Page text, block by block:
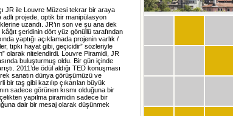
JR ile Louvre Müzesi tekrar bir araya
adlı projede, optik bir manipülasyon
uzandı. JR’ın son ve şu ana dek
şeridinin dört yüz gönüllü tarafından
yaptığı açıklamada projenin varlık /
tıpkı hayat gibi, geçicidir” sözleriyle
olarak nitelendirdi. Louvre Piramidi, JR
buluşturmuş oldu. Bir gün içinde
2011’de ödül aldığı TED konuşması
sanatın dünya görüşümüzü ve
bir taş gibi kazılıp çıkarılan büyük
sadece görünen kısmı olduğuna bir
yapılma piramidin sadece bir
dair bir mesaj olarak düşünmek